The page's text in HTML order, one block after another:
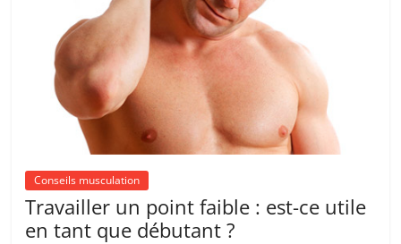
Conseils musculation
Travailler un point faible : est-ce utile
en tant que débutant ?